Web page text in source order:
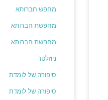
מחפש חברותא
מחפשת חברותא
מחפשת חברותא
ניוזלטר
סיפורה של לומדת
סיפורה של לומדת